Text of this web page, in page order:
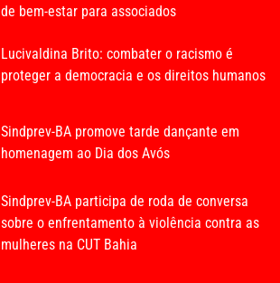
de bem-estar para associados
Lucivaldina Brito: combater o racismo é
proteger a democracia e os direitos humanos
Sindprev-BA promove tarde dançante em
homenagem ao Dia dos Avós
Sindprev-BA participa de roda de conversa
sobre o enfrentamento à violência contra as
mulheres na CUT Bahia